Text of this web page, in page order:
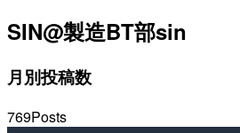
SIN@製造BT部sin
月別投稿数
769Posts